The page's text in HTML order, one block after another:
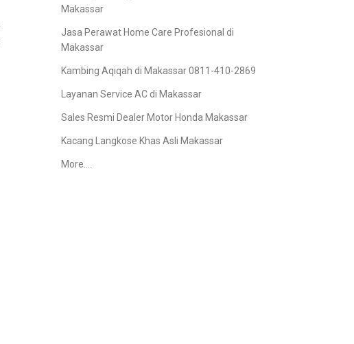
Makassar
Jasa Perawat Home Care Profesional di
Makassar
Kambing Aqiqah di Makassar 0811-410-2869
Layanan Service AC di Makassar
Sales Resmi Dealer Motor Honda Makassar
Kacang Langkose Khas Asli Makassar
More….